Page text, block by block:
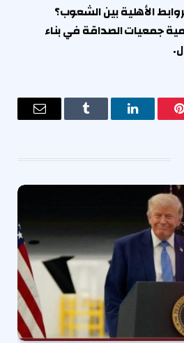
الأهلية بين الشعوب؟
جمعيات الصداقة في بناء
بينتيريستلينكدإن Tumblr
البريد